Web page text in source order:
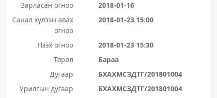
Зарласан огноо
2018-01-16
Санал хүлээн авах
огноо
2018-01-23 15:00
Нээх огноо
2018-01-23 15:30
Төрөл
Бараа
Дугаар
БХАХМСЗДТГ/201801004
Урилгын дугаар
БХАХМСЗДТГ/201801004